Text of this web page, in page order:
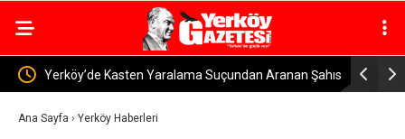
Şahıs Yozgat’ta Depremzedelere Yeni Evler Teslim
Ediliyor
Ana Sayfa › Yerköy Haberleri